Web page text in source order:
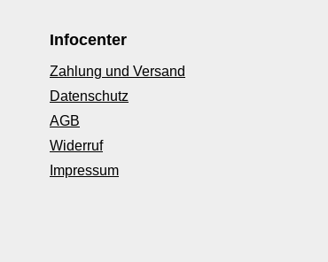
Infocenter
Zahlung und Versand
Datenschutz
AGB
Widerruf
Impressum